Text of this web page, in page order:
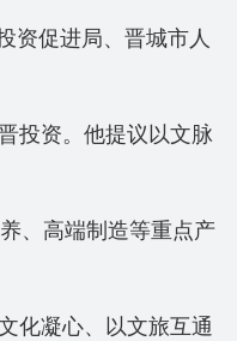
资促进局、晋城市人
投资。他提议以文脉
、高端制造等重点产
化凝心、以文旅互通